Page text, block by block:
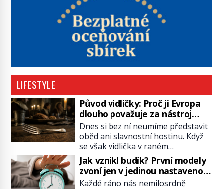
LIFESTYLE
Původ vidličky: Proč ji Evropa
dlouho považuje za nástroj
samotného satana?
Dnes si bez ní neumíme představit
oběd ani slavnostní hostinu. Když
se však vidlička v raném
středověku objevuje na evropských
stolech, vzbuzuje pohoršení,
posměch i strach. Mnozí duchovní ji
označují za projev pýchy a
Jak vznikl budík? První modely
zvoní jen v jedinou nastavenou
hodinu
Každé ráno nás nemilosrdně